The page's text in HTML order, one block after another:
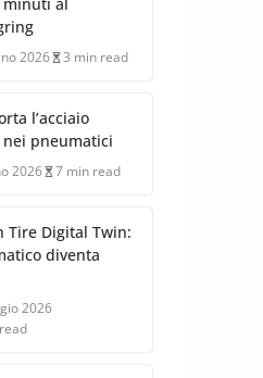
minuti al
2026 3 min read
l’acciaio
pneumatici
2026 7 min read
Tire Digital Twin:
diventa
2026